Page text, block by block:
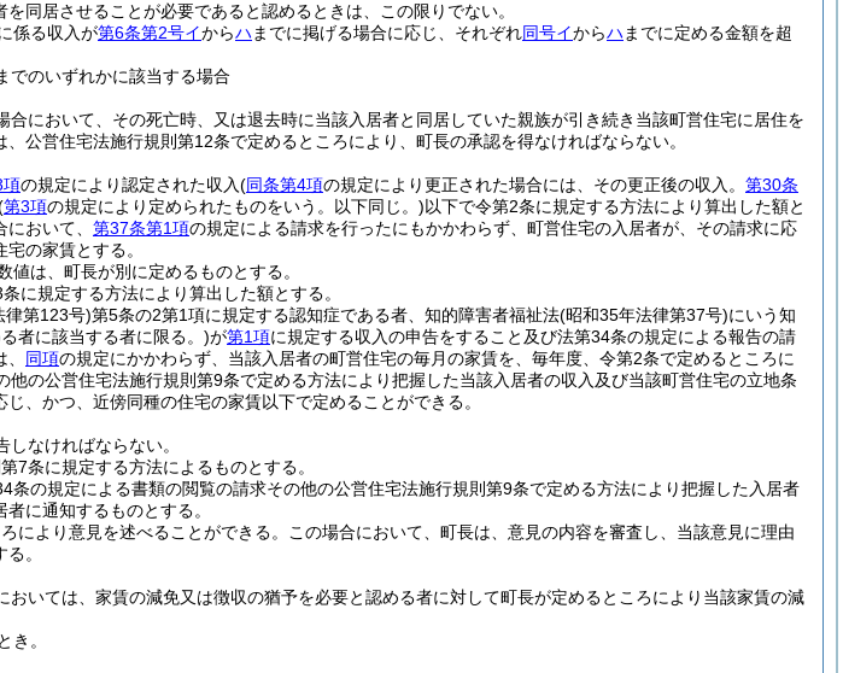
同居させることが必要であると認めるときは、この限りでない。
係る収入が第6条第2号イからハ までに掲げる場合に応じ、それぞれ同号イからハ までに定める金額を超
でのいずれかに該当する場合
において、その死亡時、又は退去時に当該入居者と同居していた親族が引き続き当該町営住宅に居住を
公営住宅法施行規則第12条で定めるところにより、町長の承認を得なければならない。
項の規定により認定された収入(同条第4項の規定により更正された場合には、その更正後の収入。 第30条
第3項の規定により定められたものをいう。以下同じ。)以下で令第2条に規定する方法により算出した額と
おいて、 第37条第1項の規定による請求を行ったにもかかわらず、町営住宅の入居者が、その請求に応
の家賃とする。
は、町長が別に定めるものとする。
に規定する方法により算出した額とする。
律第123号)第5条の2第1項に規定する認知症である者、知的障害者福祉法(昭和35年法律第37号)にいう知
者に該当する者に限る。)が第1項に規定する収入の申告をすること及び法第34条の規定による報告の請
同項の規定にかかわらず、当該入居者の町営住宅の毎月の家賃を、毎年度、令第2条で定めるところに
の公営住宅法施行規則第9条で定める方法により把握した当該入居者の収入及び当該町営住宅の立地条
、かつ、近傍同種の住宅の家賃以下で定めることができる。
なければならない。
7条に規定する方法によるものとする。
条の規定による書類の閲覧の請求その他の公営住宅法施行規則第9条で定める方法により把握した入居者
に通知するものとする。
により意見を述べることができる。
この場合において、町長は、意見の内容を審査し、当該意見に理由
。
いては、家賃の減免又は徴収の猶予を必要と認める者に対して町長が定めるところにより当該家賃の減
き。